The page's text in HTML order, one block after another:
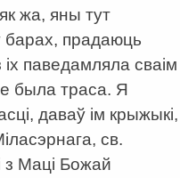
жа, яны тут
барах, прадаюць
іх паведамляла сваім
была траса. Я
даваў ім крыжыкі,
св.
з Маці Божай